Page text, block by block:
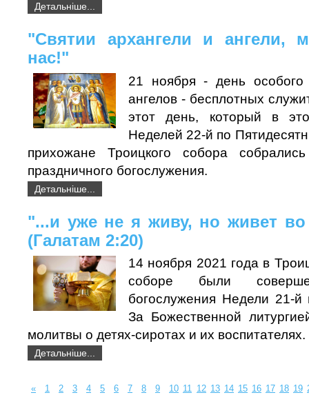
Детальніше...
"Святии архангели и ангели,
нас!"
21 ноября - день особого
ангелов - бесплотных
этот день, который в
Неделей 22-й по
прихожане Троицкого собора
праздничного богослужения.
Детальніше...
"...и уже не я живу, но живет
(Галатам 2:20)
14 ноября 2021 года в
соборе были
богослужения Недели 21-й
За Божественной
молитвы о детях-сиротах и их воспитателях.
Детальніше...
« 1 2 3 4 5 6 7 8 9 10 11 12 13 14 15 16 17 18 19